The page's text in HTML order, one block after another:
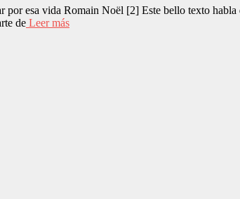
esa vida Romain Noël [2] Este bello texto
de Leer más